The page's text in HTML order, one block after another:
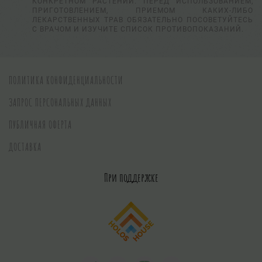
ПРИГОТОВЛЕНИЕМ, ПРИЕМОМ КАКИХ-ЛИБО
ЛЕКАРСТВЕННЫХ ТРАВ ОБЯЗАТЕЛЬНО ПОСОВЕТУЙТЕСЬ
С ВРАЧОМ И ИЗУЧИТЕ СПИСОК ПРОТИВОПОКАЗАНИЙ.
ПОЛИТИКА КОНФИДЕНЦИАЛЬНОСТИ
ЗАПРОС ПЕРСОНАЛЬНЫХ ДАННЫХ
ПУБЛИЧНАЯ ОФЕРТА
ДОСТАВКА
При поддержке